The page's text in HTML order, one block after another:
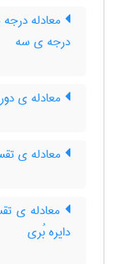
معادله
درجه ی سه
معادله ی
معادله ی
معادله ی
دایره بُری